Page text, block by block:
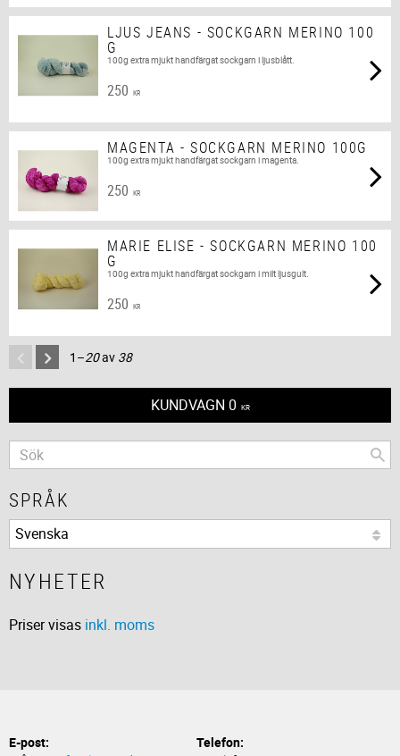
LJUS JEANS - SOCKGARN MERINO 100
G
100g extra mjukt handfärgat sockgarn i ljusblått.
250 KR
MAGENTA - SOCKGARN MERINO 100G
100g extra mjukt handfärgat sockgarn i magenta.
250 KR
MARIE ELISE - SOCKGARN MERINO 100
G
100g extra mjukt handfärgat sockgarn i milt ljusgult.
250 KR
1–20av 38
KUNDVAGN 0 KR
SPRÅK
NYHETER
Priser visas inkl. moms
E-post:
Telefon: